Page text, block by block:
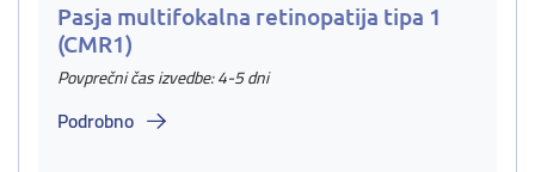
Pasja multifokalna retinopatija tipa 1
(CMR1)
Povprečni čas izvedbe: 4-5 dni
Podrobno